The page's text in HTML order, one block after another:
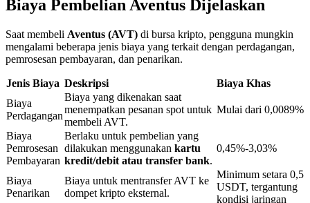
Penguncian BTR
Investasi eksklusif untuk pemegang BTR
Biaya Pembelian Aventus Dijelaskan
Saat membeli Aventus (AVT) di bursa kripto, pengguna mungkin
mengalami beberapa jenis biaya yang terkait dengan perdagangan,
pemrosesan pembayaran, dan penarikan.
Jenis Biaya Deskripsi
Biaya Khas
Biaya
Perdagangan
Biaya yang dikenakan saat
menempatkan pesanan spot untuk
membeli AVT.
Mulai dari 0,0089%
Biaya
Pemrosesan
Pembayaran
Berlaku untuk pembelian yang
dilakukan menggunakan kartu
kredit/debit atau transfer bank.
0,45%-3,03%
Biaya
Penarikan
Biaya untuk mentransfer AVT ke
dompet kripto eksternal.
Minimum setara 0,5
USDT, tergantung
kondisi jaringan